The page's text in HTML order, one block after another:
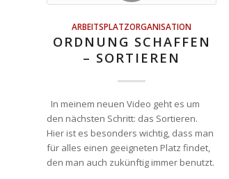
ARBEITSPLATZORGANISATION
ORDNUNG SCHAFFEN
– SORTIEREN
In meinem neuen Video geht es um
den nächsten Schritt: das Sortieren.
Hier ist es besonders wichtig, dass man
für alles einen geeigneten Platz findet,
den man auch zukünftig immer benutzt.